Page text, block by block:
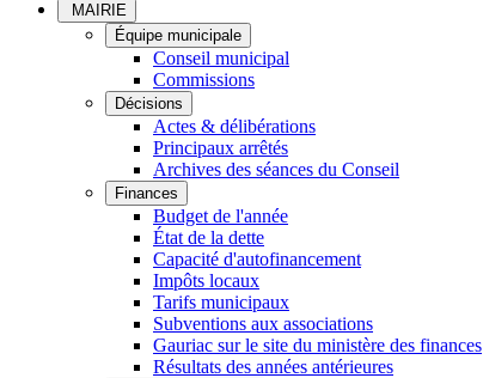
MAIRIE
Équipe municipale
Conseil municipal
Commissions
Décisions
Actes & délibérations
Principaux arrêtés
Archives des séances du Conseil
Finances
Budget de l'année
État de la dette
Capacité d'autofinancement
Impôts locaux
Tarifs municipaux
Subventions aux associations
Gauriac sur le site du ministère des finances
Résultats des années antérieures